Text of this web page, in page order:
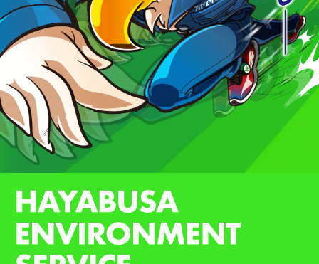
新着情報
よくあるご質問
会社案内
許可証ダウンロード
0564-54-2123
営業時間 8:00-17:00
メールでお問い合わせ